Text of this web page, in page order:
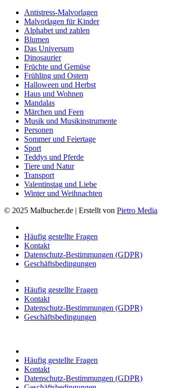
Antistress-Malvorlagen
Malvorlagen für Kinder
Alphabet und zahlen
Blumen
Das Universum
Dinosaurier
Früchte und Gemüse
Frühling und Ostern
Halloween und Herbst
Haus und Wohnen
Mandalas
Märchen und Feen
Musik und Musikinstrumente
Personen
Sommer und Feiertage
Sport
Teddys und Pferde
Tiere und Natur
Transport
Valentinstag und Liebe
Winter und Weihnachten
© 2025 Malbucher.de | Erstellt von Pietro Media
Häufig gestellte Fragen
Kontakt
Datenschutz-Bestimmungen (GDPR)
Geschäftsbedingungen
Häufig gestellte Fragen
Kontakt
Datenschutz-Bestimmungen (GDPR)
Geschäftsbedingungen
Häufig gestellte Fragen
Kontakt
Datenschutz-Bestimmungen (GDPR)